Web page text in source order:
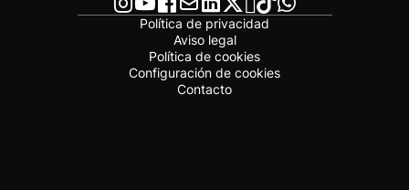
Política de privacidad
Aviso legal
Política de cookies
Configuración de cookies
Contacto